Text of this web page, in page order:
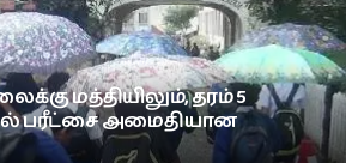
மத்தியிலும், தரம் 5
பரீட்சை அமைதியான